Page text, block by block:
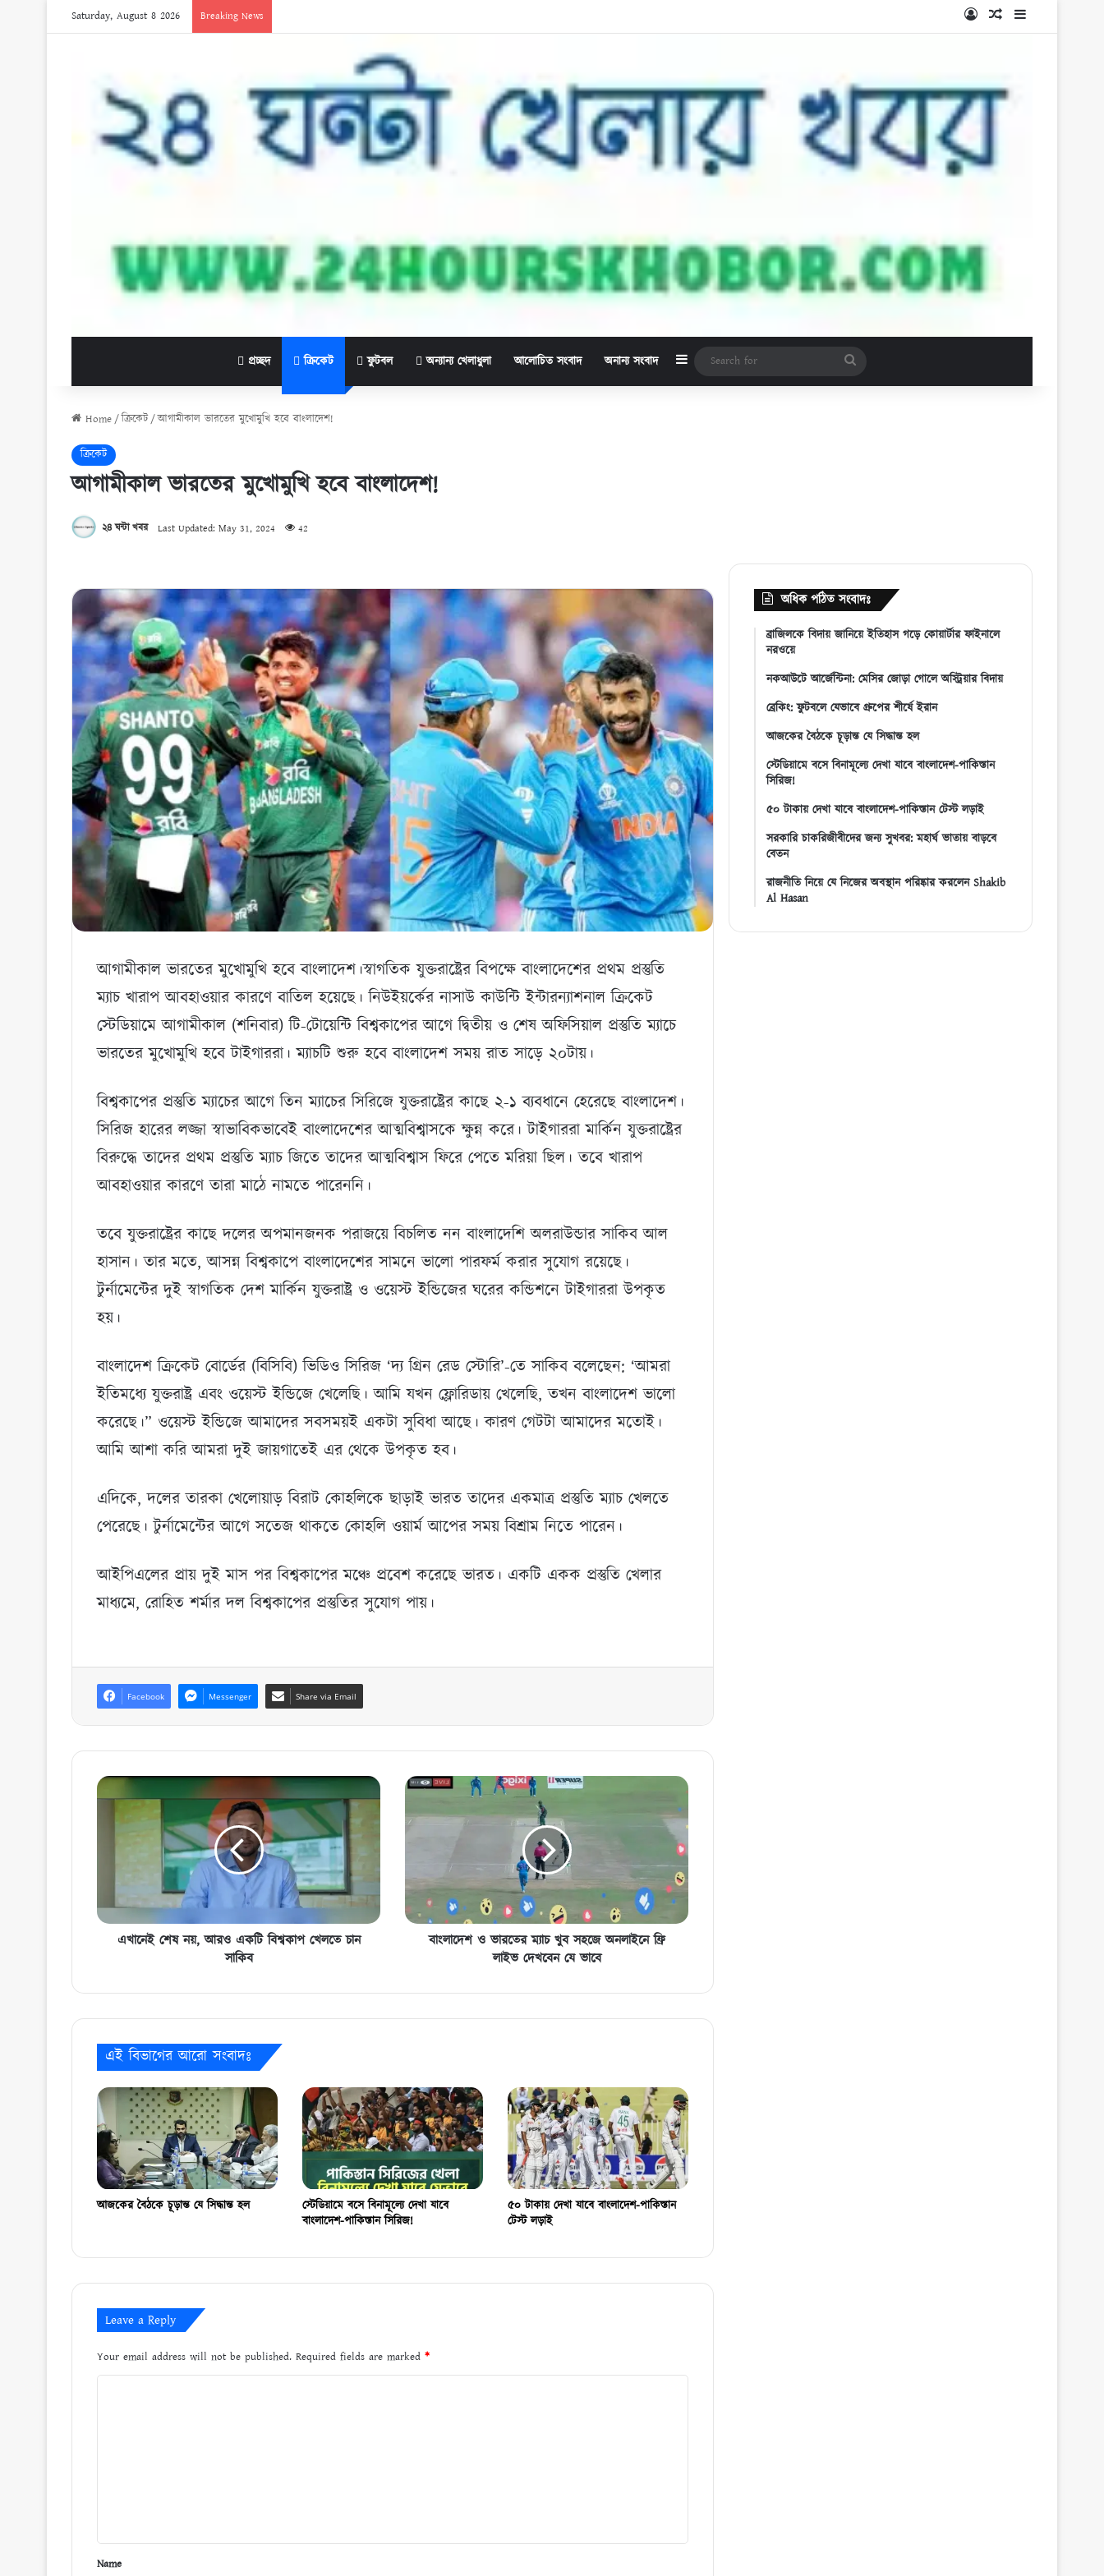
Saturday, August 8 2026 Breaking News Log InRandom Article
Sidebar
প্রচ্ছদ ক্রিকেট ফুটবল অন্যান্য খেলাধুলা আলোচিত সংবাদ অনান্য সংবাদ Sidebar
Search
for
Home/ক্রিকেট/আগামীকাল ভারতের মুখোমুখি হবে বাংলাদেশ!
ক্রিকেট
আগামীকাল ভারতের মুখোমুখি হবে বাংলাদেশ!
২৪ ঘন্টা খবর Last Updated: May 31, 2024 42
আগামীকাল ভারতের মুখোমুখি হবে বাংলাদেশ।স্বাগতিক যুক্তরাষ্ট্রের বিপক্ষে বাংলাদেশের প্রথম প্রস্তুতি
ম্যাচ খারাপ আবহাওয়ার কারণে বাতিল হয়েছে। নিউইয়র্কের নাসাউ কাউন্টি ইন্টারন্যাশনাল ক্রিকেট
স্টেডিয়ামে আগামীকাল (শনিবার) টি-টোয়েন্টি বিশ্বকাপের আগে দ্বিতীয় ও শেষ অফিসিয়াল প্রস্তুতি ম্যাচে
ভারতের মুখোমুখি হবে টাইগাররা। ম্যাচটি শুরু হবে বাংলাদেশ সময় রাত সাড়ে ২০টায়।
বিশ্বকাপের প্রস্তুতি ম্যাচের আগে তিন ম্যাচের সিরিজে যুক্তরাষ্ট্রের কাছে ২-১ ব্যবধানে হেরেছে বাংলাদেশ।
সিরিজ হারের লজ্জা স্বাভাবিকভাবেই বাংলাদেশের আত্মবিশ্বাসকে ক্ষুন্ন করে। টাইগাররা মার্কিন যুক্তরাষ্ট্রের
বিরুদ্ধে তাদের প্রথম প্রস্তুতি ম্যাচ জিতে তাদের আত্মবিশ্বাস ফিরে পেতে মরিয়া ছিল। তবে খারাপ
আবহাওয়ার কারণে তারা মাঠে নামতে পারেননি।
তবে যুক্তরাষ্ট্রের কাছে দলের অপমানজনক পরাজয়ে বিচলিত নন বাংলাদেশি অলরাউন্ডার সাকিব আল
হাসান। তার মতে, আসন্ন বিশ্বকাপে বাংলাদেশের সামনে ভালো পারফর্ম করার সুযোগ রয়েছে।
টুর্নামেন্টের দুই স্বাগতিক দেশ মার্কিন যুক্তরাষ্ট্র ও ওয়েস্ট ইন্ডিজের ঘরের কন্ডিশনে টাইগাররা উপকৃত
হয়।
বাংলাদেশ ক্রিকেট বোর্ডের (বিসিবি) ভিডিও সিরিজ ‘দ্য গ্রিন রেড স্টোরি’-তে সাকিব বলেছেন: ‘আমরা
ইতিমধ্যে যুক্তরাষ্ট্র এবং ওয়েস্ট ইন্ডিজে খেলেছি। আমি যখন ফ্লোরিডায় খেলেছি, তখন বাংলাদেশ ভালো
করেছে।” ওয়েস্ট ইন্ডিজে আমাদের সবসময়ই একটা সুবিধা আছে। কারণ গেটটা আমাদের মতোই।
আমি আশা করি আমরা দুই জায়গাতেই এর থেকে উপকৃত হব।
এদিকে, দলের তারকা খেলোয়াড় বিরাট কোহলিকে ছাড়াই ভারত তাদের একমাত্র প্রস্তুতি ম্যাচ খেলতে
পেরেছে। টুর্নামেন্টের আগে সতেজ থাকতে কোহলি ওয়ার্ম আপের সময় বিশ্রাম নিতে পারেন।
আইপিএলের প্রায় দুই মাস পর বিশ্বকাপের মঞ্চে প্রবেশ করেছে ভারত। একটি একক প্রস্তুতি খেলার
মাধ্যমে, রোহিত শর্মার দল বিশ্বকাপের প্রস্তুতির সুযোগ পায়।
Facebook Messenger Share via Email
এখানেই
শেষ
বিশ্বকাপ
খেলতে
চান
সাকিব
এখানেই শেষ নয়, আরও একটি বিশ্বকাপ খেলতে চান
সাকিব
বাংলাদেশ
ভারতের
অনলাইনে
ফ্রি
লাইভ
দেখবেনবাংলাদেশ ও ভারতের ম্যাচ খুব সহজে অনলাইনে ফ্রি
লাইভ দেখবেন যে ভাবে
এই বিভাগের আরো সংবাদঃ
আজকের বৈঠকে চূড়ান্ত যে সিদ্ধান্ত হল
স্টেডিয়ামে বসে বিনামূল্যে দেখা যাবে
বাংলাদেশ-পাকিস্তান সিরিজ!
৫০ টাকায় দেখা যাবে বাংলাদেশ-পাকিস্তান
টেস্ট লড়াই
Leave a Reply
Your email address will not be published. Required fields are marked *
*
Name
অধিক পঠিত সংবাদঃ
ব্রাজিলকে বিদায় জানিয়ে ইতিহাস গড়ে কোয়ার্টার ফাইনালে
নরওয়ে
নকআউটে আর্জেন্টিনা: মেসির জোড়া গোলে অস্ট্রিয়ার বিদায়
ব্রেকিং: ফুটবলে যেভাবে গ্রুপের শীর্ষে ইরান
আজকের বৈঠকে চূড়ান্ত যে সিদ্ধান্ত হল
স্টেডিয়ামে বসে বিনামূল্যে দেখা যাবে বাংলাদেশ-পাকিস্তান
সিরিজ!
৫০ টাকায় দেখা যাবে বাংলাদেশ-পাকিস্তান টেস্ট লড়াই
সরকারি চাকরিজীবীদের জন্য সুখবর: মহার্ঘ ভাতায় বাড়বে
বেতন
রাজনীতি নিয়ে যে নিজের অবস্থান পরিষ্কার করলেন Shakib
Al Hasan